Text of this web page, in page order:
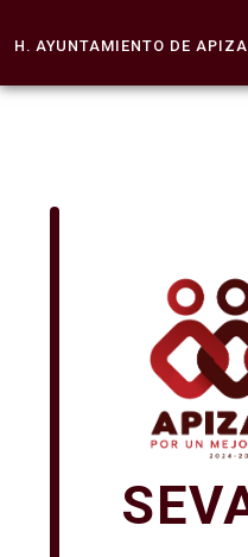
H. AYUNTAMIENTO DE